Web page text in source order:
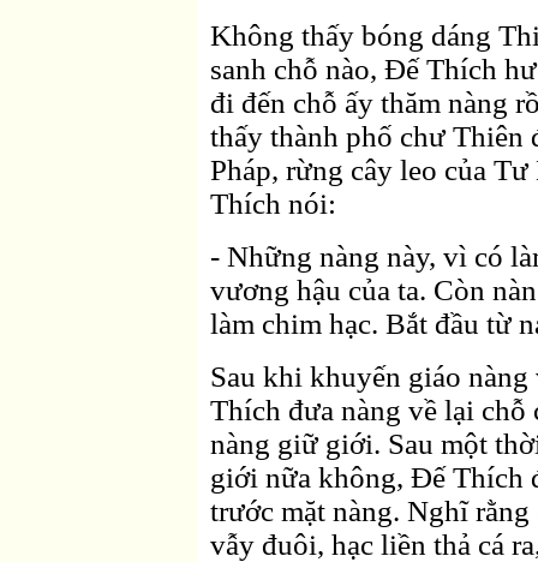
Không thấy bóng dáng
sanh chỗ nào, Ðế Thích
đi đến chỗ ấy thăm nàng
thấy thành phố chư Thiên
Pháp, rừng cây leo của
Thích nói:
- Những nàng này, vì có
vương hậu của ta. Còn
làm chim hạc. Bắt đầu từ
Sau khi khuyến giáo
Thích đưa nàng về lại chỗ
nàng giữ giới. Sau một
giới nữa không, Ðế Thích
trước mặt nàng. Nghĩ rằng
vẫy đuôi, hạc liền thả cá